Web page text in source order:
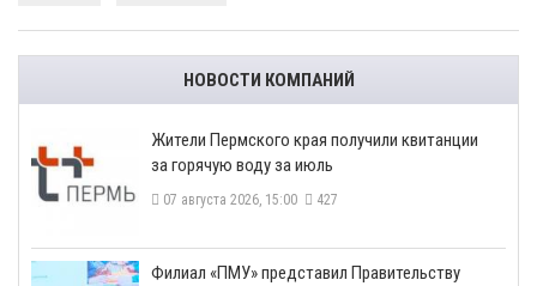
НОВОСТИ КОМПАНИЙ
​Жители Пермского края получили квитанции
за горячую воду за июль
07 августа 2026, 15:00 427
​Филиал «ПМУ» представил Правительству